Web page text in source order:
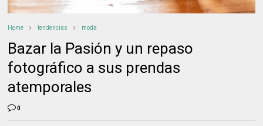
Home tendencias moda
Bazar la Pasión y un repaso
fotográfico a sus prendas
atemporales
0